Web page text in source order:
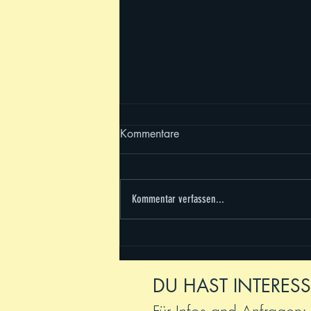
sooooo schön!
Kommentare
Kommentar verfassen...
DU HAST